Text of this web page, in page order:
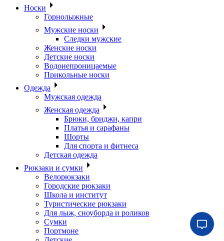
Носки
Горнолыжные
Мужские носки
Следки мужские
Женские носки
Детские носки
Водонепроницаемые
Прикольные носки
Одежда
Мужская одежда
Женская одежда
Брюки, бриджи, капри
Платья и сарафаны
Шорты
Для спорта и фитнеса
Детская одежда
Рюкзаки и сумки
Велорюкзаки
Городские рюкзаки
Школа и институт
Туристические рюкзаки
Для лыж, сноуборда и роликов
Сумки
Портмоне